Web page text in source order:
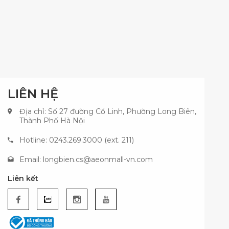
LIÊN HỆ
Địa chỉ: Số 27 đường Cổ Linh, Phường Long Biên,
Thành Phố Hà Nội
Hotline: 0243.269.3000 (ext. 211)
Email: longbien.cs@aeonmall-vn.com
Liên kết